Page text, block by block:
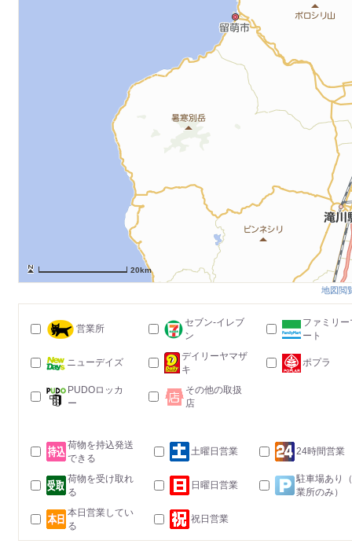
20km
地図閲
営業所
セブン-イレブ
ン
ファミリー
ート
ニューデイズ
デイリーヤマザ
キ
ポプラ
PUDOロッカ
ー
その他の取扱
店
荷物を持込発送
できる
土曜日営業 24時間営業
荷物を受け取れ
る
日曜日営業
駐車場あり
業所のみ）
本日営業してい
る
祝日営業